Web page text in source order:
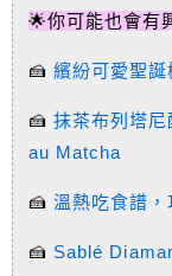
🌟你可能也會有
🍰繽紛可愛聖
🍰抹茶布列塔
au Matcha
🍰溫熱吃食譜
🍰 Sablé